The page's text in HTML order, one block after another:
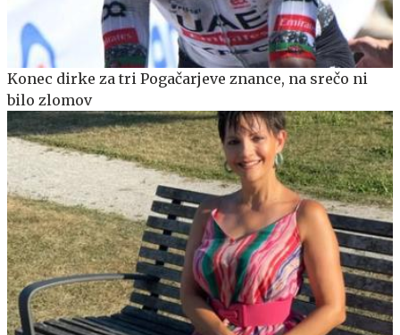
Konec dirke za tri Pogačarjeve znance, na srečo ni
bilo zlomov